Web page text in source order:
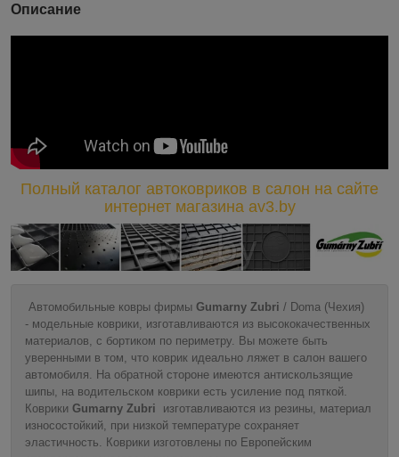
Описание
Полный каталог автоковриков в салон на сайте
интернет магазина av3.by
Автомобильные ковры фирмы Gumarny Zubri / Doma (Чехия)
- модельные коврики, изготавливаются из высококачественных
материалов, с бортиком по периметру. Вы можете быть
уверенными в том, что коврик идеально ляжет в салон вашего
автомобиля. На обратной стороне имеются антискользящие
шипы, на водительском коврики есть усиление под пяткой.
Коврики Gumarny Zubri изготавливаются из резины, материал
износостойкий, при низкой температуре сохраняет
эластичность. Коврики изготовлены по Европейским